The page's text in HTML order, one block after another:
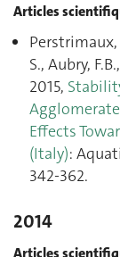
Articles
Perstrimaux,
S., Aubry,
2015,
Effects
(Italy):
342‑362.
2014
Articles